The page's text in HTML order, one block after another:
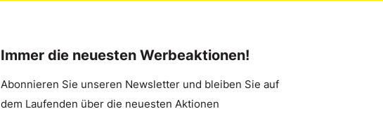
Immer die neuesten Werbeaktionen!
Abonnieren Sie unseren Newsletter und bleiben Sie auf
dem Laufenden über die neuesten Aktionen